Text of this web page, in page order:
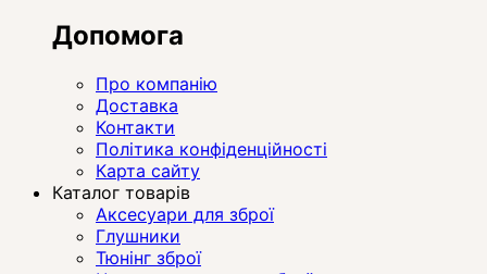
Допомога
Про компанію
Доставка
Контакти
Політика конфіденційності
Карта сайту
Каталог товарів
Аксесуари для зброї
Глушники
Тюнінг зброї